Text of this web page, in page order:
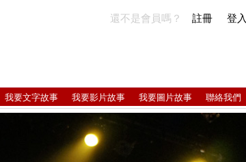
還不是會員嗎？ 註冊 登入
我要文字故事 我要影片故事 我要圖片故事 聯絡我們